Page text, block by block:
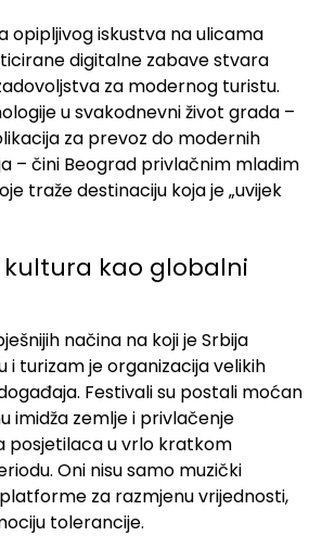
opipljivog iskustva na ulicama
digitalne zabave stvara
za modernog turistu.
u svakodnevni život grada –
za prevoz do modernih
– čini Beograd privlačnim mladim
traže destinaciju koja je „uvijek
kultura kao globalni
načina na koji je Srbija
i turizam je organizacija velikih
Festivali su postali moćan
imidža zemlje i privlačenje
posjetilaca u vrlo kratkom
Oni nisu samo muzički
za razmjenu vrijednosti,
tolerancije.